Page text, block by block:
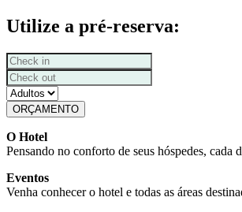
Utilize a pré-reserva:
ORÇAMENTO
O Hotel
Pensando no conforto de seus hóspedes,
Eventos
Venha conhecer o hotel e todas as áreas